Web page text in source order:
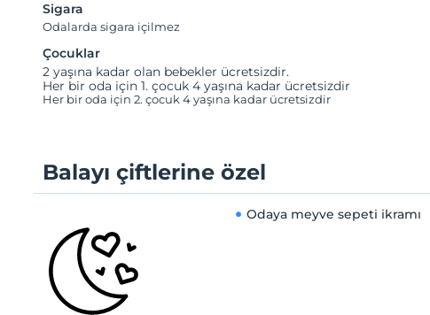
Sigara
Odalarda sigara içilmez
Çocuklar
2 yaşına kadar olan bebekler ücretsizdir.
Her bir oda için 1. çocuk 4 yaşına kadar ücretsizdir
Her bir oda için 2. çocuk 4 yaşına kadar ücretsizdir
Balayı çiftlerine özel
Odaya meyve sepeti ikramı